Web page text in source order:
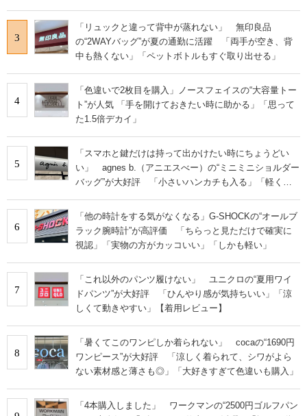
3
「リュックと違って背中が蒸れない」 無印良品
の“2WAYバッグ”が夏の通勤に活躍 「両手が空き、背
中も熱くない」「ペットボトルもすぐ取り出せる」
4
「色違いで2枚目を購入」ノースフェイスの“大容量トー
ト”が人気 「手を開けておきたい時に助かる」「思って
た1.5倍デカイ」
5
「スマホと鍵だけは持って出かけたい時にちょうどい
い」 agnes b.（アニエスべー）の“ミニミニショルダー
バッグ”が大好評 「小さいハンカチも入る」「軽くて
6
「他の時計をする気がなくなる」G-SHOCKの“オールブ
ラック腕時計”が高評価 「ちらっと見ただけで確実に
視認」「実物の方がカッコいい」「しかも軽い」
7
「これ以外のパンツ履けない」 ユニクロの“夏用ワイ
ドパンツ”が大好評 「ひんやり感が気持ちいい」「涼
しくて動きやすい」【着用レビュー】
8
「暑くてこのワンピしか着られない」 cocaの“1690円
ワンピース”が大好評 「涼しく着られて、シワがよら
ない素材感と薄さも◎」「大好きすぎて色違いも購入」
「4本購入しました」 ワークマンの“2500円ゴルフパン